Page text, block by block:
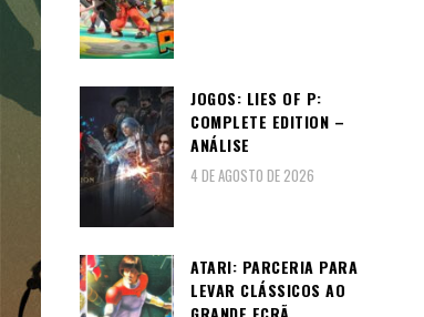
JOGOS: LIES OF P:
COMPLETE EDITION –
ANÁLISE
4 DE AGOSTO DE 2026
ATARI: PARCERIA PARA
LEVAR CLÁSSICOS AO